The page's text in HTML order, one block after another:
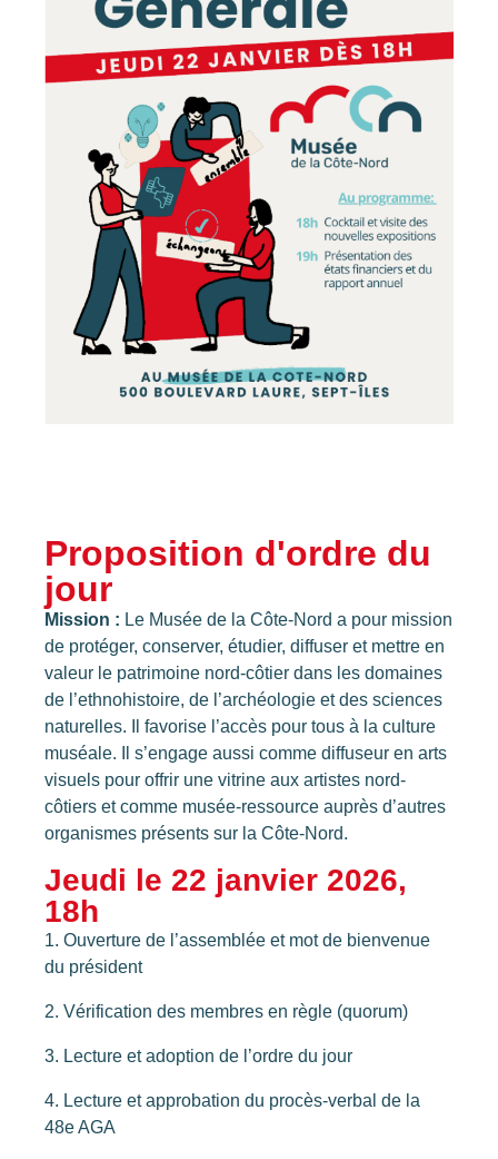
Proposition d'ordre du
jour
Mission : Le Musée de la Côte-Nord a pour mission
de protéger, conserver, étudier, diffuser et mettre en
valeur le patrimoine nord-côtier dans les domaines
de l’ethnohistoire, de l’archéologie et des sciences
naturelles. Il favorise l’accès pour tous à la culture
muséale. Il s’engage aussi comme diffuseur en arts
visuels pour offrir une vitrine aux artistes nord-
côtiers et comme musée-ressource auprès d’autres
organismes présents sur la Côte-Nord.
Jeudi le 22 janvier 2026,
18h
1. Ouverture de l’assemblée et mot de bienvenue
du président
2. Vérification des membres en règle (quorum)
3. Lecture et adoption de l’ordre du jour
4. Lecture et approbation du procès-verbal de la
48eAGA